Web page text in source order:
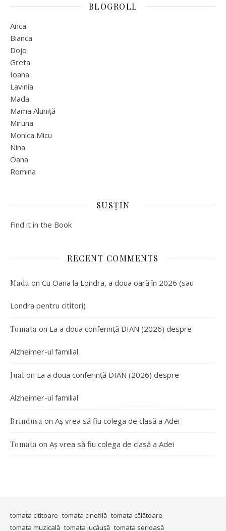
BLOGROLL
Anca
Bianca
Dojo
Greta
Ioana
Lavinia
Mada
Mama Aluniță
Miruna
Monica Micu
Nina
Oana
Romina
SUSȚIN
Find it in the Book
RECENT COMMENTS
Mada on Cu Oana la Londra, a doua oară în 2026 (sau
Londra pentru cititori)
Tomata on La a doua conferință DIAN (2026) despre
Alzheimer-ul familial
Jual on La a doua conferință DIAN (2026) despre
Alzheimer-ul familial
Brindusa on Aș vrea să fiu colega de clasă a Adei
Tomata on Aș vrea să fiu colega de clasă a Adei
tomata cititoare tomata cinefilă tomata călătoare
tomata muzicală tomata jucăușă tomata serioasă